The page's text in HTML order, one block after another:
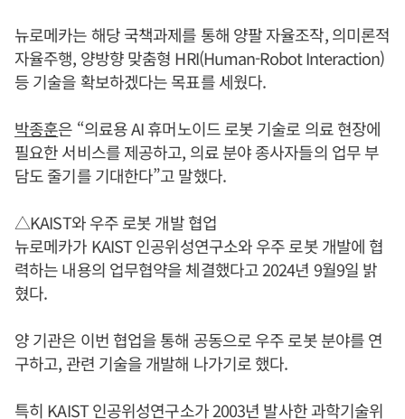
뉴로메카는 해당 국책과제를 통해 양팔 자율조작, 의미론적
자율주행, 양방향 맞춤형 HRI(Human-Robot Interaction)
등 기술을 확보하겠다는 목표를 세웠다.
박종훈은 “의료용 AI 휴머노이드 로봇 기술로 의료 현장에
필요한 서비스를 제공하고, 의료 분야 종사자들의 업무 부
담도 줄기를 기대한다”고 말했다.
△KAIST와 우주 로봇 개발 협업
뉴로메카가 KAIST 인공위성연구소와 우주 로봇 개발에 협
력하는 내용의 업무협약을 체결했다고 2024년 9월9일 밝
혔다.
양 기관은 이번 협업을 통해 공동으로 우주 로봇 분야를 연
구하고, 관련 기술을 개발해 나가기로 했다.
특히 KAIST 인공위성연구소가 2003년 발사한 과학기술위